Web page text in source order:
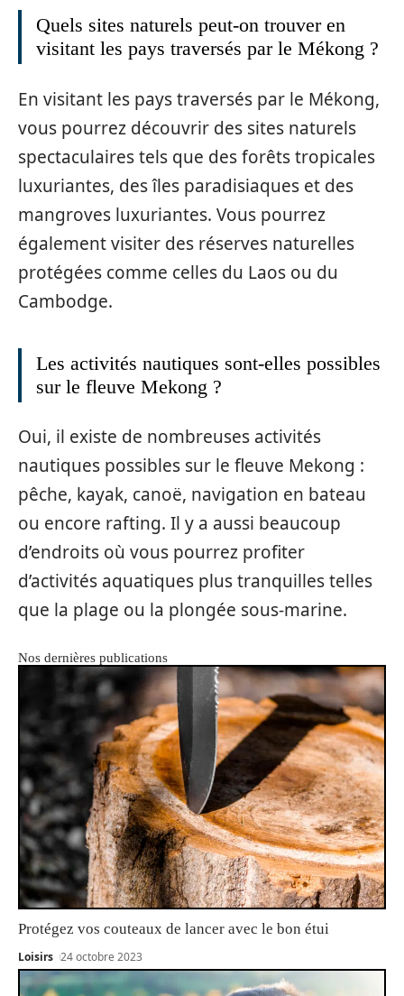
Quels sites naturels peut-on trouver en
visitant les pays traversés par le Mékong ?
En visitant les pays traversés par le Mékong,
vous pourrez découvrir des sites naturels
spectaculaires tels que des forêts tropicales
luxuriantes, des îles paradisiaques et des
mangroves luxuriantes. Vous pourrez
également visiter des réserves naturelles
protégées comme celles du Laos ou du
Cambodge.
Les activités nautiques sont-elles possibles
sur le fleuve Mekong ?
Oui, il existe de nombreuses activités
nautiques possibles sur le fleuve Mekong :
pêche, kayak, canoë, navigation en bateau
ou encore rafting. Il y a aussi beaucoup
d’endroits où vous pourrez profiter
d’activités aquatiques plus tranquilles telles
que la plage ou la plongée sous-marine.
Nos dernières publications
Protégez vos couteaux de lancer avec le bon étui
Loisirs 24 octobre 2023